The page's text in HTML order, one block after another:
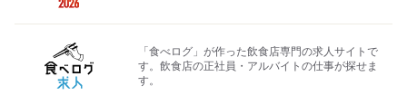
「食べログ」が作った飲食店専門の求人サイトで
す。飲食店の正社員・アルバイトの仕事が探せま
す。